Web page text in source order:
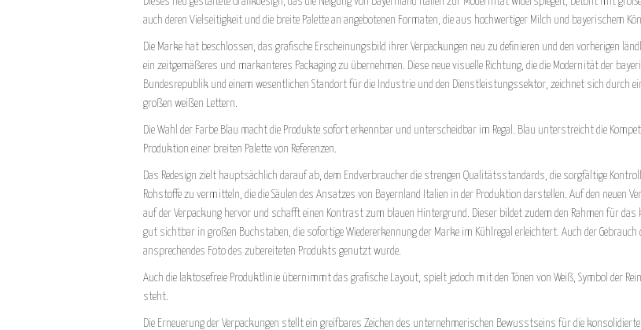
auch deren Vielseitigkeit und die breite Palette an angebotenen Formaten, die aus hochwertiger Milch und bayerischem
Die Marke hat beschlossen, das grafische Erscheinungsbild ihrer Verpackungen neu zu definieren und den vorherigen
ein zeitgemäßeres und markanteres Packaging zu übernehmen. Diese neue visuelle Richtung, die die Modernität der
Bundesrepublik und einem wesentlichen Standort für die Industrie und den Dienstleistungssektor, zeichnet sich durch
großen weißen Lettern.
Die Wahl der Farbe Blau macht die Produkte sofort erkennbar und unterscheidbar im Regal. Blau unterstreicht die
Produktion einer breiten Palette von Referenzen.
Das Redesign zielt hauptsächlich darauf ab, dem Endverbraucher die strengen Qualitätsstandards, die sorgfältige
Rohstoffe zu vermitteln, die die Säulen des Ansatzes von Bayernland Italien in der Produktion darstellen. Auf den neuen
auf der Verpackung hervor und schafft einen Kontrast zum blauen Hintergrund. Dieser bildet zudem den Rahmen für
gut sichtbar in großen Buchstaben, die sofortige Wiedererkennung der Marke im Kühlregal erleichtert. Auch der
ansprechendes Foto des zubereiteten Produkts genutzt wurde.
Auch die laktosefreie Produktlinie übernimmt das grafische Layout, spielt jedoch mit den Tönen von Weiß, Symbol der
steht.
Die Erneuerung der Verpackungen stellt ein greifbares Zeichen des unternehmerischen Bewusstseins für die